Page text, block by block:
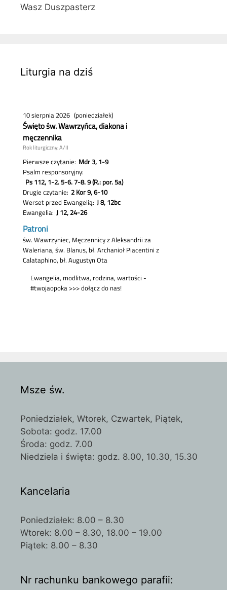
Wasz Duszpasterz
Liturgia na dziś
Msze św.
Poniedziałek, Wtorek, Czwartek, Piątek,
Sobota: godz. 17.00
Środa: godz. 7.00
Niedziela i święta: godz. 8.00, 10.30, 15.30
Kancelaria
Poniedziałek: 8.00 – 8.30
Wtorek: 8.00 – 8.30, 18.00 – 19.00
Piątek: 8.00 – 8.30
Nr rachunku bankowego parafii: